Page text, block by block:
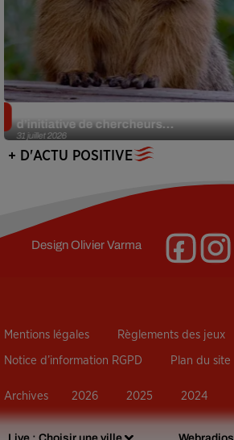
31 juillet 2026
d’initiative de chercheurs...
+ D'ACTU POSITIVE
DesignOlivier Varma
Mentions légales Règlements des jeux
Notice d’information RGPD Plan du site
Archives 2026 2025 2024